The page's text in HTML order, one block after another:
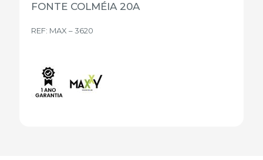
FONTE COLMÉIA 20A
REF: MAX – 3620